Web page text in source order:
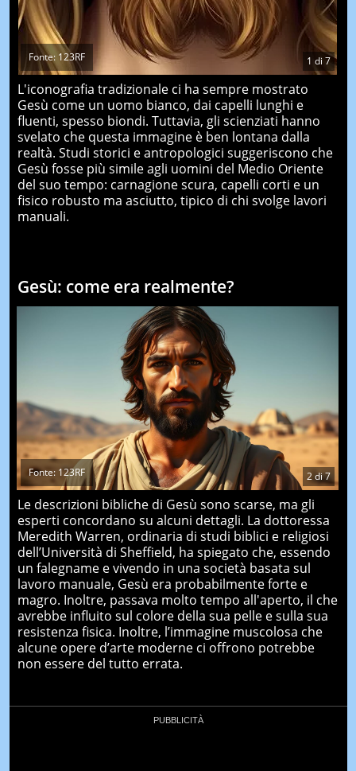
1 di 7
Fonte: 123RF
L'iconografia tradizionale ci ha sempre mostrato
Gesù come un uomo bianco, dai capelli lunghi e
fluenti, spesso biondi. Tuttavia, gli scienziati hanno
svelato che questa immagine è ben lontana dalla
realtà. Studi storici e antropologici suggeriscono che
Gesù fosse più simile agli uomini del Medio Oriente
del suo tempo: carnagione scura, capelli corti e un
fisico robusto ma asciutto, tipico di chi svolge lavori
manuali.
Gesù: come era realmente?
2di7
Fonte: 123RF
Le descrizioni bibliche di Gesù sono scarse, ma gli
esperti concordano su alcuni dettagli. La dottoressa
Meredith Warren, ordinaria di studi biblici e religiosi
dell’Università di Sheffield, ha spiegato che, essendo
un falegname e vivendo in una società basata sul
lavoro manuale, Gesù era probabilmente forte e
magro. Inoltre, passava molto tempo all'aperto, il che
avrebbe influito sul colore della sua pelle e sulla sua
resistenza fisica. Inoltre, l’immagine muscolosa che
alcune opere d’arte moderne ci offrono potrebbe
non essere del tutto errata.